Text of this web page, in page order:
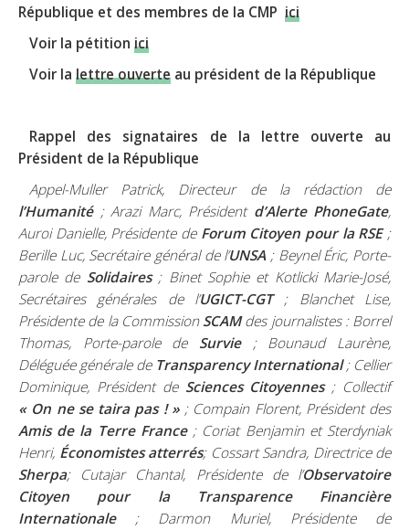
République et des membres de la CMP ici
Voir la pétitionici
Voir lalettre ouverte au président de la République
Rappel des signataires de la lettre ouverte au
Président de la République
Appel-Muller Patrick, Directeur de la rédaction de
l’Humanité; Arazi Marc, Président d’Alerte PhoneGate,
Auroi Danielle, Présidente de Forum Citoyen pour la RSE;
Berille Luc, Secrétaire général de l’UNSA ; Beynel Éric, Porte-
parole de Solidaires; Binet Sophie et Kotlicki Marie-José,
Secrétaires générales de l’UGICT-CGT; Blanchet Lise,
Présidente de la CommissionSCAMdes journalistes : Borrel
Thomas, Porte-parole de Survie; Bounaud Laurène,
Déléguée générale de Transparency International; Cellier
Dominique, Président de Sciences Citoyennes; Collectif
« On ne se taira pas ! »; Compain Florent, Président des
Amis de la Terre France; Coriat Benjamin et Sterdyniak
Henri, Économistes atterrés; Cossart Sandra, Directrice de
Sherpa; Cutajar Chantal, Présidente de l’Observatoire
Citoyen pour la Transparence Financière
Internationale; Darmon Muriel, Présidente de